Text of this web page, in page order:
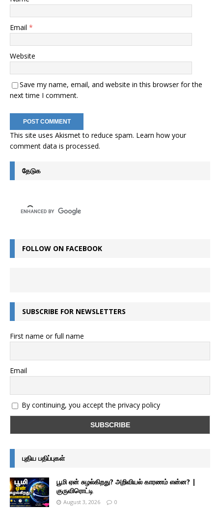
Email *
Website
Save my name, email, and website in this browser for the
next time I comment.
This site uses Akismet to reduce spam. Learn how your
comment data is processed.
தேடுக
FOLLOW ON FACEBOOK
SUBSCRIBE FOR NEWSLETTERS
First name or full name
Email
By continuing, you accept the privacy policy
புதிய பதிப்புகள்
பூமி ஏன் சுழல்கிறது? அறிவியல் காரணம் என்ன? |
குருவிரொட்டி
August 3, 2026 0